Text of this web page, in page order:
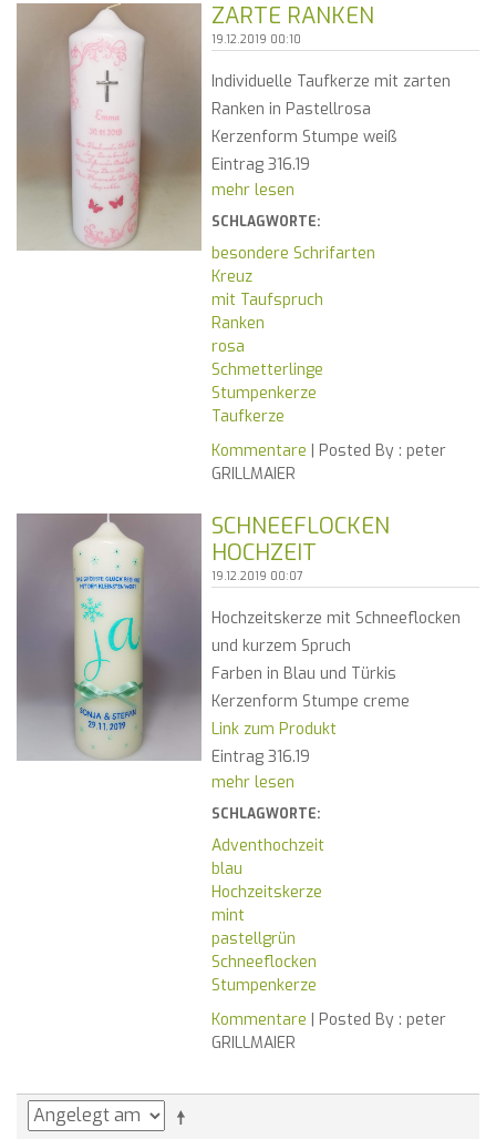
ZARTE RANKEN
19.12.2019 00:10
Individuelle Taufkerze mit zarten
Ranken in Pastellrosa
Kerzenform Stumpe weiß
Eintrag 316.19
mehr lesen
SCHLAGWORTE:
besondere Schrifarten
Kreuz
mit Taufspruch
Ranken
rosa
Schmetterlinge
Stumpenkerze
Taufkerze
Kommentare | Posted By : peter
GRILLMAIER
SCHNEEFLOCKEN
HOCHZEIT
19.12.2019 00:07
Hochzeitskerze mit Schneeflocken
und kurzem Spruch
Farben in Blau und Türkis
Kerzenform Stumpe creme
Link zum Produkt
Eintrag 316.19
mehr lesen
SCHLAGWORTE:
Adventhochzeit
blau
Hochzeitskerze
mint
pastellgrün
Schneeflocken
Stumpenkerze
Kommentare | Posted By : peter
GRILLMAIER